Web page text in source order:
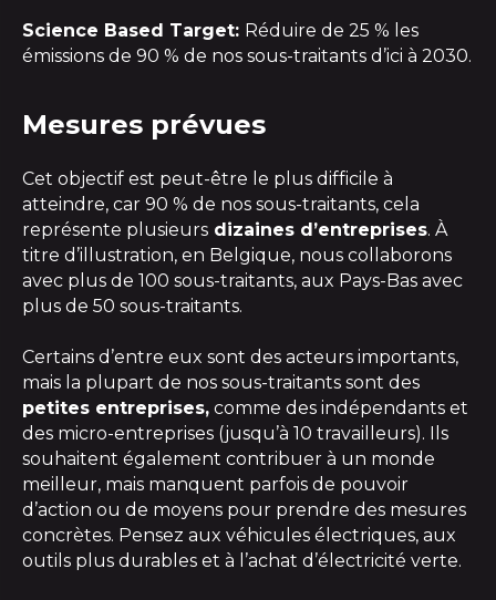
Science Based Target: Réduire de 25 % les
émissions de 90 % de nos sous-traitants d’ici à 2030.
Mesures prévues
Cet objectif est peut-être le plus difficile à
atteindre, car 90 % de nos sous-traitants, cela
représente plusieurs dizaines d’entreprises. À
titre d’illustration, en Belgique, nous collaborons
avec plus de 100 sous-traitants, aux Pays-Bas avec
plus de 50 sous-traitants.
Certains d’entre eux sont des acteurs importants,
mais la plupart de nos sous-traitants sont des
petites entreprises, comme des indépendants et
des micro-entreprises (jusqu’à 10 travailleurs). Ils
souhaitent également contribuer à un monde
meilleur, mais manquent parfois de pouvoir
d’action ou de moyens pour prendre des mesures
concrètes. Pensez aux véhicules électriques, aux
outils plus durables et à l’achat d’électricité verte.